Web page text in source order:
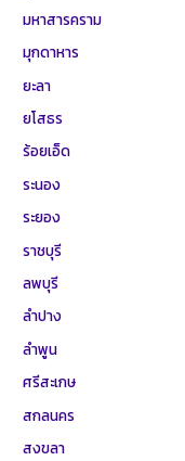
มหาสารคราม
มุกดาหาร
ยะลา
ยโสธร
ร้อยเอ็ด
ระนอง
ระยอง
ราชบุรี
ลพบุรี
ลำปาง
ลำพูน
ศรีสะเกษ
สกลนคร
สงขลา